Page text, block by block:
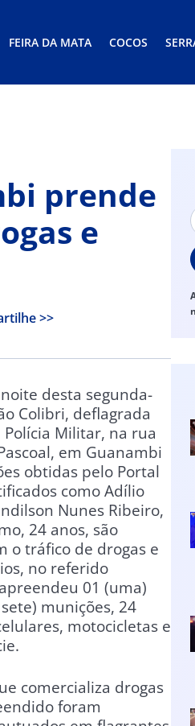
FEIRA DA MATA COCOS
prende
e
>>
desta segunda-
Colibri, deflagrada
Polícia Militar, na rua
em Guanambi
obtidas pelo Portal
como Adílio
Nunes Ribeiro,
24 anos, são
o tráfico de drogas e
no referido
01 (uma)
munições, 24
motocicletas e
comercializa drogas
foram